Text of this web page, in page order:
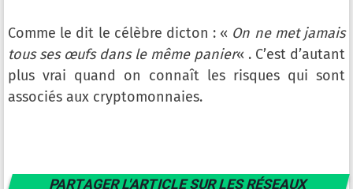
Comme le dit le célèbre dicton : « On ne met jamais
tous ses œufs dans le même panier« . C’est d’autant
plus vrai quand on connaît les risques qui sont
associés aux cryptomonnaies.
PARTAGER L'ARTICLE SUR LES RÉSEAUX